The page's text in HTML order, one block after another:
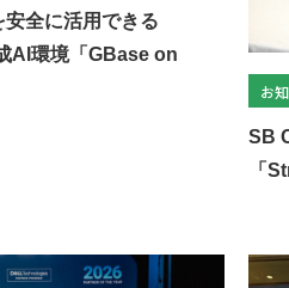
全に活用できる
AI環境「GBase on
お
SB
「